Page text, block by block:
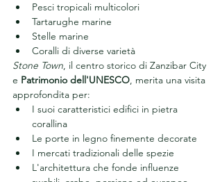
Pesci tropicali multicolori
Tartarughe marine
Stelle marine
Coralli di diverse varietà
Stone Town, il centro storico di Zanzibar City
e Patrimonio dell'UNESCO, merita una visita
approfondita per:
I suoi caratteristici edifici in pietra
corallina
Le porte in legno finemente decorate
I mercati tradizionali delle spezie
L'architettura che fonde influenze